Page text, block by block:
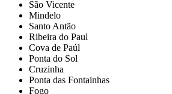
São Vicente
Mindelo
Santo Antão
Ribeira do Paul
Cova de Paúl
Ponta do Sol
Cruzinha
Ponta das Fontainhas
Fogo